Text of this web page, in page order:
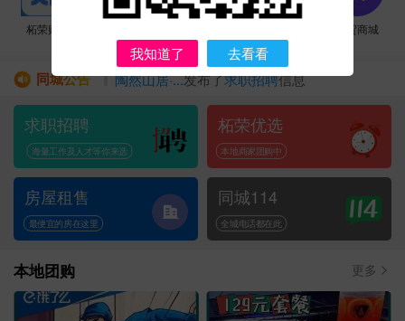
柘荣贴吧 边贸商城
同城公告 陶然山居·...发布了求职招聘信息
灵魂发布了求职招聘信息
A惹货&丫头...
发布了求职招聘
荣耀轮滑俱...
发布了求职招聘
殇璃发布了求职招聘信息
求职招聘
海量工作及人才等你来选
柘荣优选
本地商家团购中
房屋租售
最便宜的房在这里
同城114
全城电话都在此
本地团购 更多
我知道了 去看看